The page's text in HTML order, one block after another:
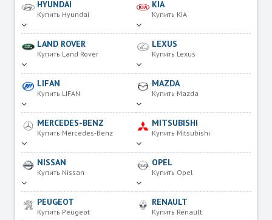
HYUNDAI
Купить Hyundai
KIA
Купить KIA
LAND ROVER
Купить Land Rover
LEXUS
Купить Lexus
LIFAN
Купить LIFAN
MAZDA
Купить Mazda
MERCEDES-BENZ
Купить Mercedes-Benz
MITSUBISHI
Купить Mitsubishi
NISSAN
Купить Nissan
OPEL
Купить Opel
PEUGEOT
Купить Peugeot
RENAULT
Купить Renault